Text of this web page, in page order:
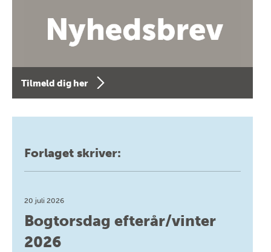
Tilmeld dig her
Forlaget skriver:
20 juli 2026
Bogtorsdag efterår/vinter
2026